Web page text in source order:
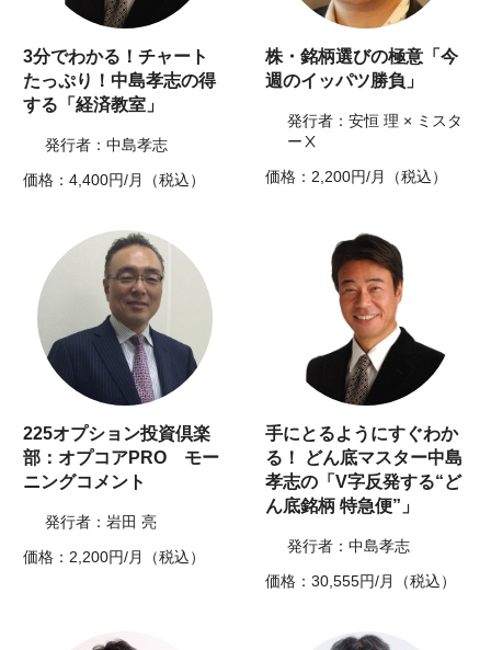
3分でわかる！チャート
たっぷり！中島孝志の得
する「経済教室」
発行者：中島孝志
価格：4,400円/月（税込）
株・銘柄選びの極意「今
週のイッパツ勝負」
発行者：安恒 理 × ミスタ
ーⅩ
価格：2,200円/月（税込）
225オプション投資倶楽
部：オプコアPRO モー
ニングコメント
発行者：岩田 亮
価格：2,200円/月（税込）
手にとるようにすぐわか
る！ どん底マスター中島
孝志の「V字反発する“ど
ん底銘柄 特急便”」
発行者：中島孝志
価格：30,555円/月（税込）